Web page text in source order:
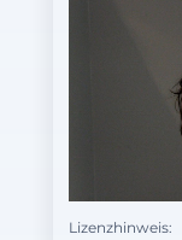
Lizenzhinweis: